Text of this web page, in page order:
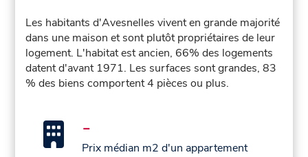
Les habitants d'Avesnelles vivent en grande majorité
dans une maison et sont plutôt propriétaires de leur
logement. L'habitat est ancien, 66% des logements
datent d'avant 1971. Les surfaces sont grandes, 83
% des biens comportent 4 pièces ou plus.
-
Prix médian m2 d'un appartement